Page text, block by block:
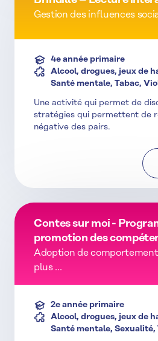
Gestion des influences
4e année primaire
Alcool, drogues, jeux de
Santé mentale, Tabac,
Une activité qui permet de
stratégies qui permettent de
négative des pairs.
Contes sur moi -
promotion des
Adoption de
plus ...
2e année primaire
Alcool, drogues, jeux de
Santé mentale, Sexualité,